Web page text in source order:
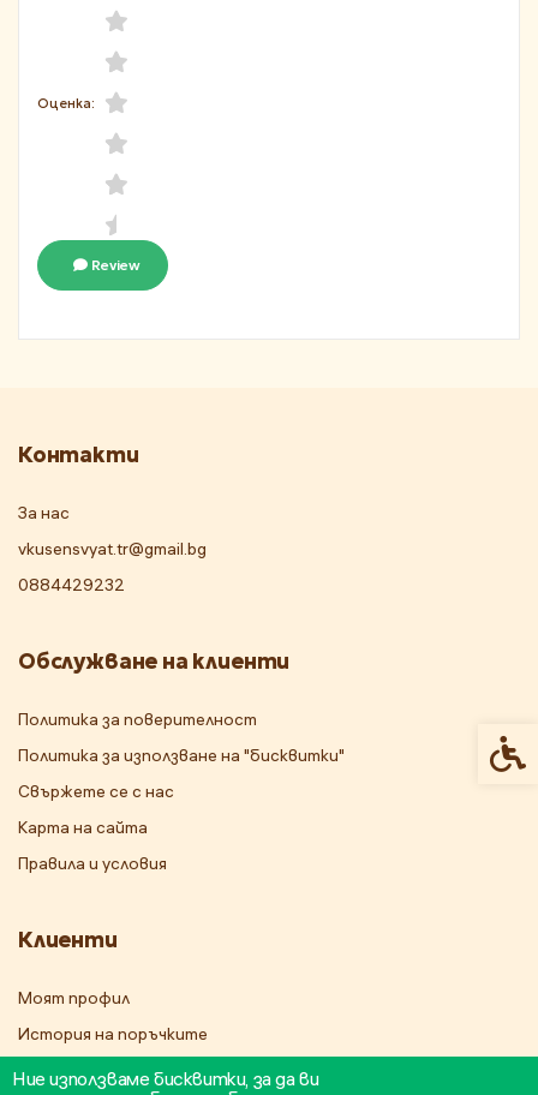
Оценка:
Review
Ние използваме бисквитки, за да ви
Контакти
За нас
vkusensvyat.tr@gmail.bg
0884429232
Обслужване на клиенти
Политика за поверителност
Политика за използване на "бисквитки"
Свържете се с нас
Карта на сайта
Правила и условия
Клиенти
Моят профил
История на поръчките
Бюлетин